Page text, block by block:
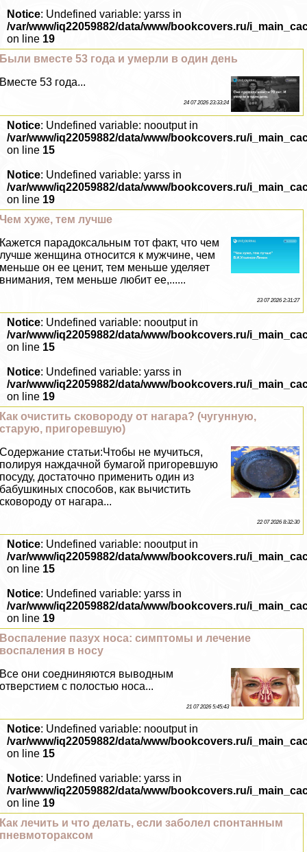
Notice: Undefined variable: yarss in
/var/www/iq22059882/data/www/bookcovers.ru/
on line 19
Были вместе 53 года и умерли в один день
Вместе 53 года...
24 07 2026 23:33:24
Notice: Undefined variable: nooutput in
/var/www/iq22059882/data/www/bookcovers.ru/
on line 15
Notice: Undefined variable: yarss in
/var/www/iq22059882/data/www/bookcovers.ru/
on line 19
Чем хуже, тем лучше
Кажется парадоксальным тот факт, что чем
лучше женщина относится к мужчине, чем
меньше он ее ценит, тем меньше уделяет
внимания, тем меньше любит ее,......
23 07 2026 2:31:27
Notice: Undefined variable: nooutput in
/var/www/iq22059882/data/www/bookcovers.ru/
on line 15
Notice: Undefined variable: yarss in
/var/www/iq22059882/data/www/bookcovers.ru/
on line 19
Как очистить сковороду от нагара? (чугунную,
старую, пригоревшую)
Содержание статьи:Чтобы не мучиться,
полируя наждачной бумагой пригоревшую
посуду, достаточно применить один из
бабушкиных способов, как вычистить
сковороду от нагара...
22 07 2026 8:32:30
Notice: Undefined variable: nooutput in
/var/www/iq22059882/data/www/bookcovers.ru/
on line 15
Notice: Undefined variable: yarss in
/var/www/iq22059882/data/www/bookcovers.ru/
on line 19
Воспаление пазух носа: симптомы и лечение
воспаления в носу
Все они соедниняются выводным
отверстием с полостью носа...
21 07 2026 5:45:43
Notice: Undefined variable: nooutput in
/var/www/iq22059882/data/www/bookcovers.ru/
on line 15
Notice: Undefined variable: yarss in
/var/www/iq22059882/data/www/bookcovers.ru/
on line 19
Как лечить и что делать, если заболел спонтанным
пневмотоpaксом